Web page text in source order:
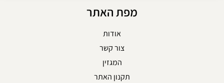
מפת האתר
אודות
צור קשר
המגזין
תקנון האתר